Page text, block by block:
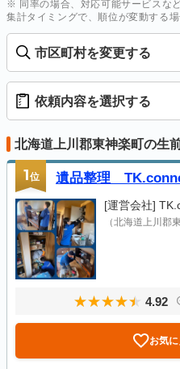
※ 同率の場合、対応可能サービスな
集計タイミングで、順位が変動する
市区町村を変更する
依頼内容を選択する
北海道上川郡東神楽町の生
1位 遺品整理
[運営会社]
（北海道上川郡
4.92
お気